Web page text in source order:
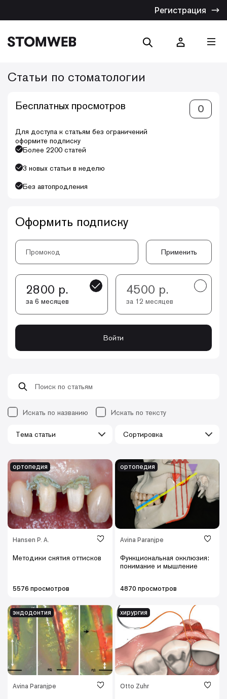
Регистрация
Статьи по стоматологии
Бесплатных просмотров 0
Для доступа к статьям без ограничений
оформите подписку
Более 2200 статей
3 новых статьи в неделю
Без автопродления
Оформить подписку
Применить
2800 р.
за 6 месяцев
4500 р.
за 12 месяцев
Войти
Тема статьи Сортировка
Искать по названию Искать по тексту
ортопедия
Hansen P. A.
Методики снятия оттисков
5576 просмотров
ортопедия
Avina Paranjpe
Функциональная окклюзия:
понимание и мышление
4870 просмотров
эндодонтия
Avina Paranjpe
хирургия
Otto Zuhr